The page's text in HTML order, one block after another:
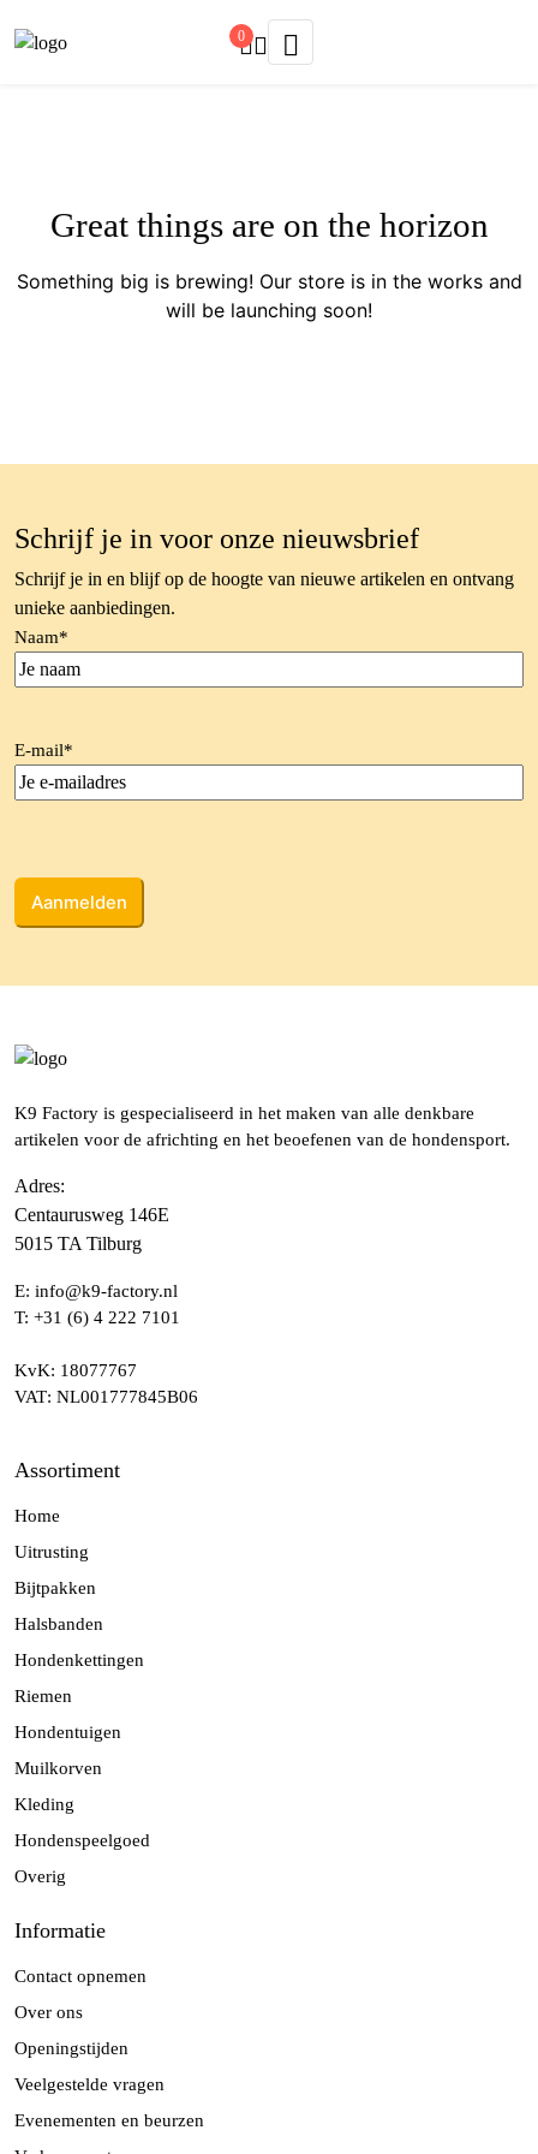
0
Great things are on the horizon
Something big is brewing! Our store is in the works and
will be launching soon!
Schrijf je in voor onze nieuwsbrief
Schrijf je in en blijf op de hoogte van nieuwe artikelen en ontvang
unieke aanbiedingen.
Naam*
E-mail*
K9 Factory is gespecialiseerd in het maken van alle denkbare
artikelen voor de africhting en het beoefenen van de hondensport.
Adres:
Centaurusweg 146E
5015 TA Tilburg
E: info@k9-factory.nl
T: +31 (6) 4 222 7101
KvK: 18077767
VAT: NL001777845B06
Assortiment
Home
Uitrusting
Bijtpakken
Halsbanden
Hondenkettingen
Riemen
Hondentuigen
Muilkorven
Kleding
Hondenspeelgoed
Overig
Informatie
Contact opnemen
Over ons
Openingstijden
Veelgestelde vragen
Evenementen en beurzen